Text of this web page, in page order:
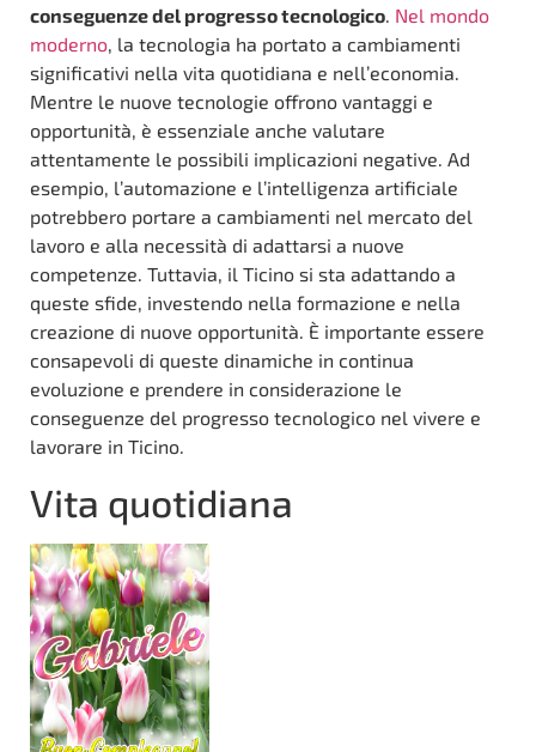
conseguenze del progresso tecnologico. Nel mondo
moderno, la tecnologia ha portato a cambiamenti
significativi nella vita quotidiana e nell’economia.
Mentre le nuove tecnologie offrono vantaggi e
opportunità, è essenziale anche valutare
attentamente le possibili implicazioni negative. Ad
esempio, l’automazione e l’intelligenza artificiale
potrebbero portare a cambiamenti nel mercato del
lavoro e alla necessità di adattarsi a nuove
competenze. Tuttavia, il Ticino si sta adattando a
queste sfide, investendo nella formazione e nella
creazione di nuove opportunità. È importante essere
consapevoli di queste dinamiche in continua
evoluzione e prendere in considerazione le
conseguenze del progresso tecnologico nel vivere e
lavorare in Ticino.
Vita quotidiana